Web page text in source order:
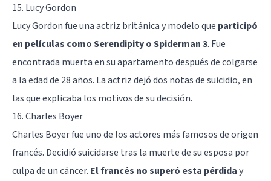
15. Lucy Gordon
Lucy Gordon fue una actriz británica y modelo que participó
en películas como Serendipity o Spiderman 3. Fue
encontrada muerta en su apartamento después de colgarse
a la edad de 28 años. La actriz dejó dos notas de suicidio, en
las que explicaba los motivos de su decisión.
16. Charles Boyer
Charles Boyer fue uno de los actores más famosos de origen
francés. Decidió suicidarse tras la muerte de su esposa por
culpa de un cáncer. El francés no superó esta pérdiday